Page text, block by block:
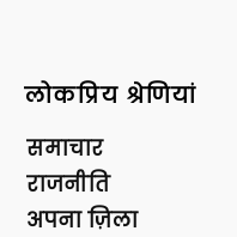
लोकप्रिय श्रेणियां
समाचार
राजनीति
अपना ज़िला